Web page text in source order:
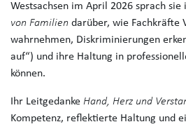
Westsachsen im April 2026 sprach
von Familien darüber, wie Fachkräfte
wahrnehmen, Diskriminierungen
auf“) und ihre Haltung in
können.
Ihr Leitgedanke Hand, Herz und
Kompetenz, reflektierte Haltung und